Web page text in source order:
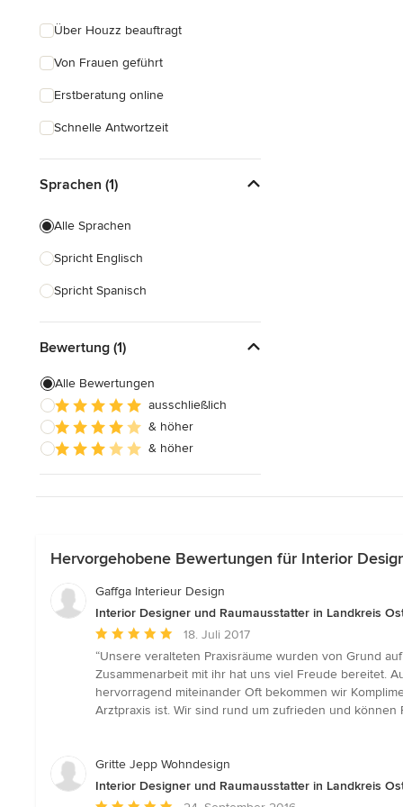
Über Houzz beauftragt
Von Frauen geführt
Erstberatung online
Schnelle Antwortzeit
Sprachen (1)
Alle Sprachen
Spricht Englisch
Spricht Spanisch
Bewertung (1)
Alle Bewertungen
ausschließlich
& höher
& höher
Hervorgehobene Bewertungen für Interior
Gaffga Interieur Design
Interior Designer und Raumausstatter in Landkreis
Durchschnittliche
Bewertung:
5
von
5
18. Juli 2017
“Unsere veralteten Praxisräume wurden von Grund
Zusammenarbeit mit ihr hat uns viel Freude bereitet.
hervorragend miteinander Oft bekommen wir
Arztpraxis ist. Wir sind rund um zufrieden und können
Gritte Jepp Wohndesign
Interior Designer und Raumausstatter in Landkreis